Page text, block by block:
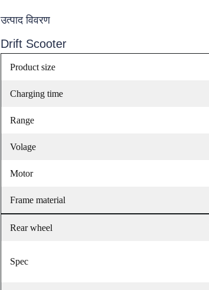
उत्पाद विवरण
Drift Scooter
Product size
Charging time
Range
Volage
Motor
Frame material
Rear wheel
Spec